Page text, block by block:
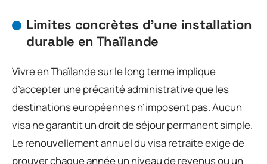
Limites concrètes d’une installation
durable en Thaïlande
Vivre en Thaïlande sur le long terme implique
d’accepter une précarité administrative que les
destinations européennes n’imposent pas. Aucun
visa ne garantit un droit de séjour permanent simple.
Le renouvellement annuel du visa retraite exige de
prouver chaque année un niveau de revenus ou un